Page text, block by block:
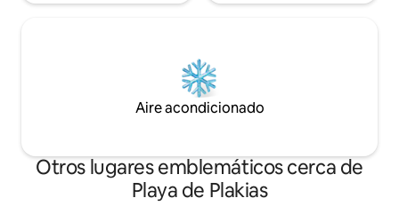
Aire acondicionado
Otros lugares emblemáticos cerca de
Playa de Plakias